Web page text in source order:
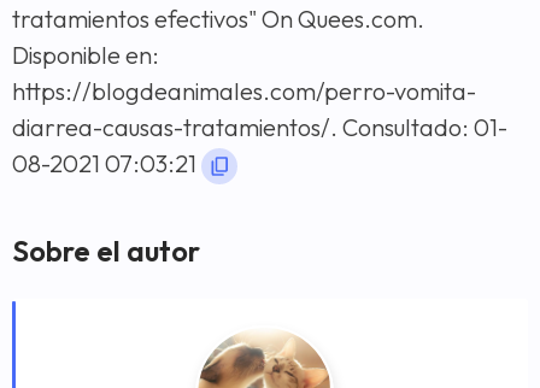
tratamientos efectivos" On Quees.com.
Disponible en:
https://blogdeanimales.com/perro-vomita-
diarrea-causas-tratamientos/. Consultado: 01-
08-2021 07:03:21
Sobre el autor